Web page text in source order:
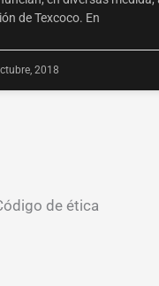
de Texcoco. En
2018
de ética